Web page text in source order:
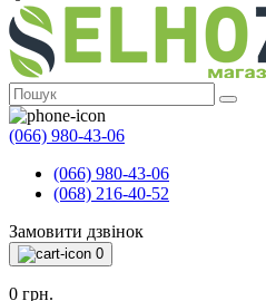
(066) 980-43-06
(066) 980-43-06
(068) 216-40-52
Замовити дзвінок
0
0 грн.